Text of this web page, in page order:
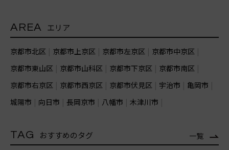
AREA エリア
京都市北区 京都市上京区 京都市左京区
京都市中京区
京都市東山区
京都市山科区 京都市下京区
京都市南区
京都市右京区
京都市西京区 京都市伏見区 宇治市
亀岡市
城陽市
向日市 長岡京市 八幡市 木津川市
TAG おすすめのタグ 一覧